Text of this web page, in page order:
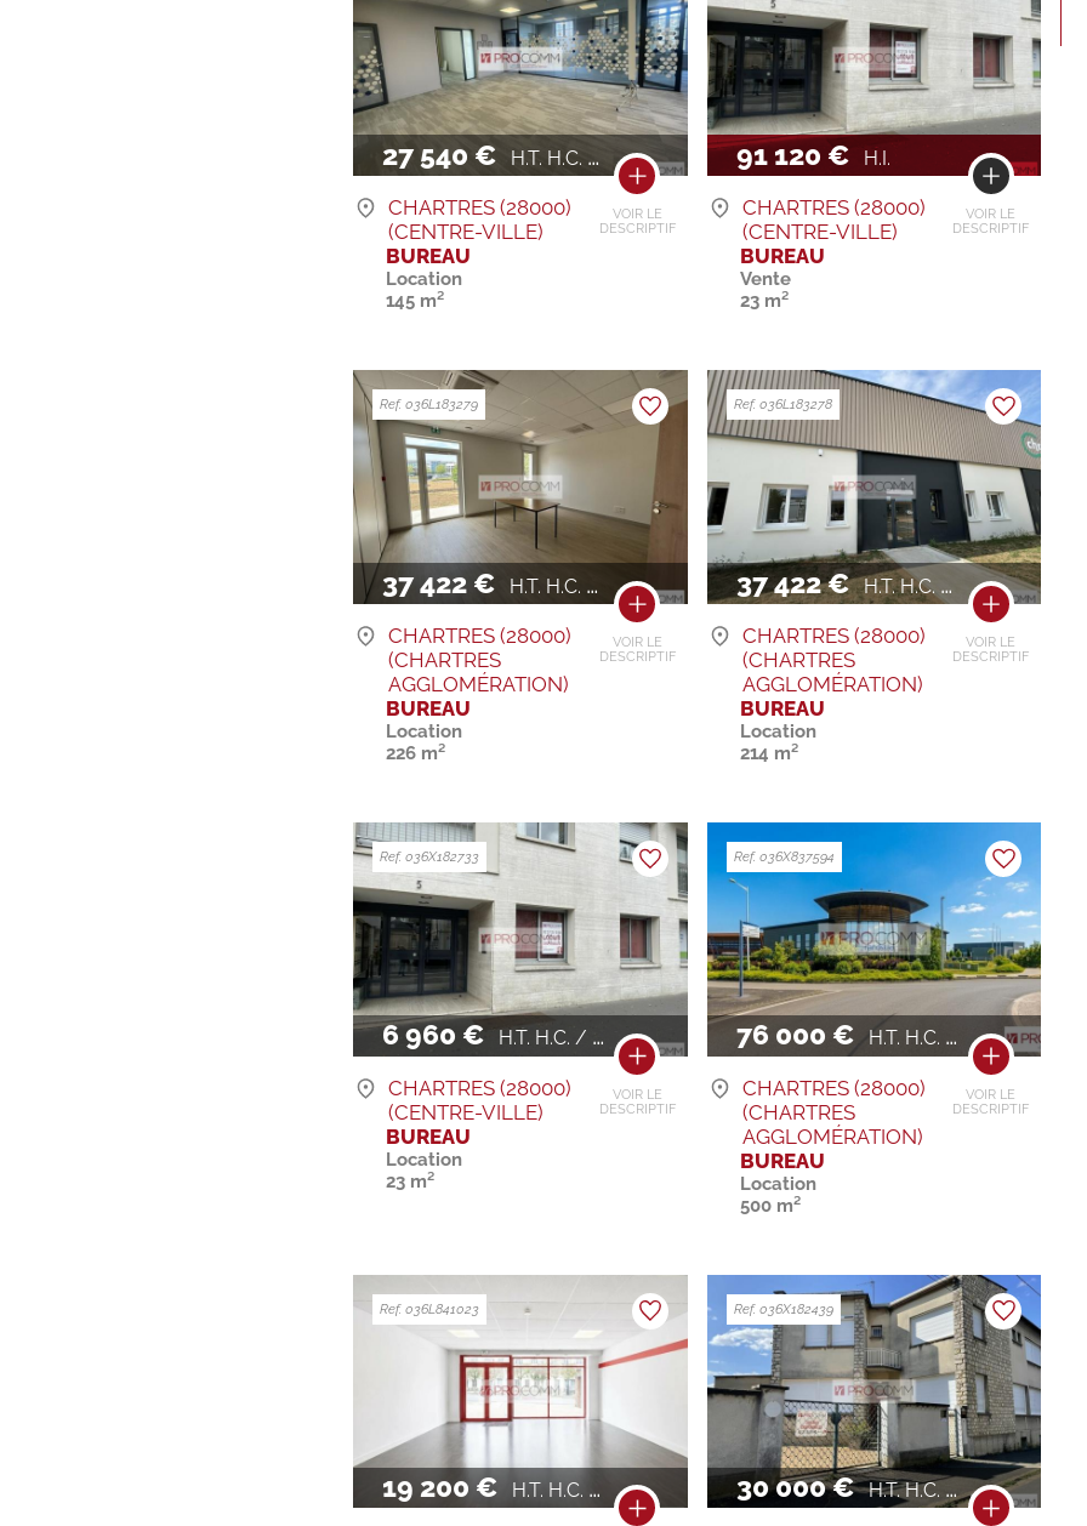
27 540 € H.T. H.C. / AN
VOIR LE
DESCRIPTIF
CHARTRES (28000)
(CENTRE-VILLE)
BUREAU
Location
145 m²
91 120 € H.I.
VOIR LE
DESCRIPTIF
CHARTRES (28000)
(CENTRE-VILLE)
BUREAU
Vente
23 m²
37 422 € H.T. H.C. / AN
VOIR LE
DESCRIPTIF
Ref. 036L183279
CHARTRES (28000)
(CHARTRES
AGGLOMÉRATION)
BUREAU
Location
226 m²
37 422 € H.T. H.C. / AN
VOIR LE
DESCRIPTIF
Ref. 036L183278
CHARTRES (28000)
(CHARTRES
AGGLOMÉRATION)
BUREAU
Location
214 m²
6 960 € H.T. H.C. / AN
VOIR LE
DESCRIPTIF
Ref. 036X182733
CHARTRES (28000)
(CENTRE-VILLE)
BUREAU
Location
23 m²
76 000 € H.T. H.C. / AN
VOIR LE
DESCRIPTIF
Ref. 036X837594
CHARTRES (28000)
(CHARTRES
AGGLOMÉRATION)
BUREAU
Location
500 m²
19 200 € H.T. H.C. / AN
Ref. 036L841023
30 000 € H.T. H.C. / AN
Ref. 036X182439